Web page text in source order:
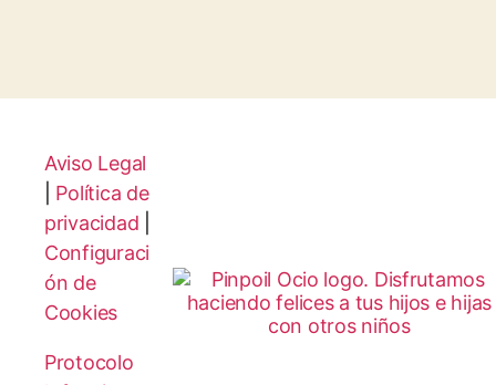
Aviso Legal
Política de
privacidad
Configuraci
ón de
Cookies
Protocolo